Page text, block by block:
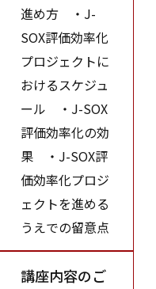
進め方 ・J-
SOX評価効率化
プロジェクトに
おけるスケジュ
ール ・J-SOX
評価効率化の効
果 ・J-SOX評
価効率化プロジ
ェクトを進める
うえでの留意点
講座内容のご